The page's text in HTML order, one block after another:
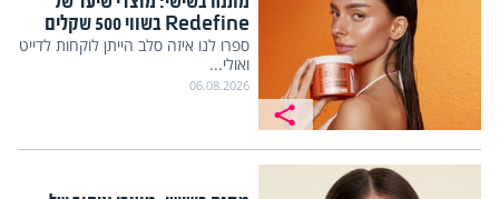
Redefine בשווי 500 שקלים
ספרו לנו איזה סלב הייתן לוקחות לדייט
ואולי...
06.08.2026